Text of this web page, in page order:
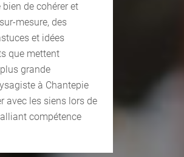
de cohérer et
mesure, des
et idées
que mettent
grande
à Chantepie
avec les siens lors de
compétence